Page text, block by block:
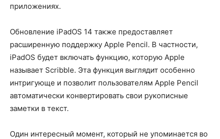
приложениях.
Обновление iPadOS 14 также предоставляет
расширенную поддержку Apple Pencil. В частности,
iPadOS будет включать функцию, которую Apple
называет Scribble. Эта функция выглядит особенно
интригующе и позволит пользователям Apple Pencil
автоматически конвертировать свои рукописные
заметки в текст.
Один интересный момент, который не упоминается во